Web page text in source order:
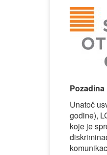
Pozadina
Unatoč
godine),
koje je